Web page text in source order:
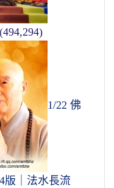
(494,294)
1/22 佛
版｜法水長流